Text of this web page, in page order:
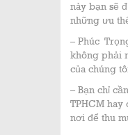
này bạn sẽ
những ưu
– Phúc
không phải
của chúng
– Bạn chỉ
TPHCM hay
nơi để thu